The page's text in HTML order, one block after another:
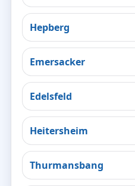
Hepberg
Emersacker
Edelsfeld
Heitersheim
Thurmansbang